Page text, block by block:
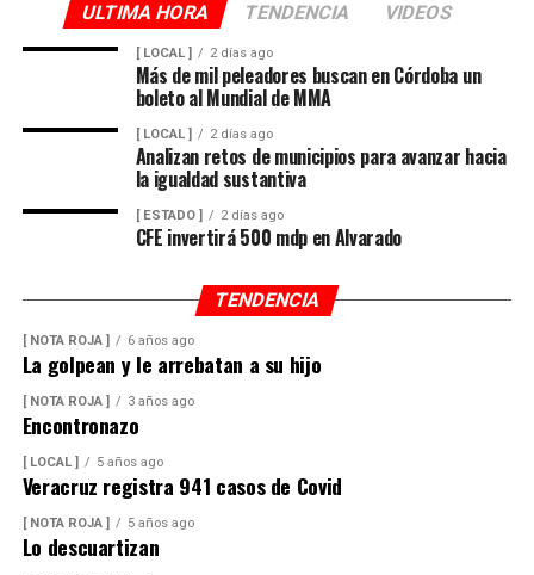
ULTIMA HORA TENDENCIA VIDEOS
[ LOCAL ] 2 días ago
Más de mil peleadores buscan en Córdoba un
boleto al Mundial de MMA
[ LOCAL ] 2 días ago
Analizan retos de municipios para avanzar hacia
la igualdad sustantiva
[ ESTADO ] 2 días ago
CFE invertirá 500 mdp en Alvarado
TENDENCIA
[ NOTA ROJA ] 6 años ago
La golpean y le arrebatan a su hijo
[ NOTA ROJA ] 3 años ago
Encontronazo
[ LOCAL ] 5 años ago
Veracruz registra 941 casos de Covid
[ NOTA ROJA ] 5 años ago
Lo descuartizan